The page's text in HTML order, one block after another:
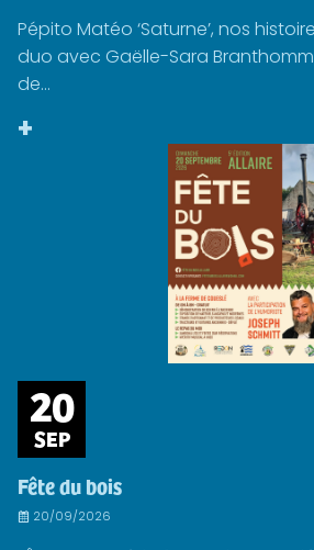
Pépito Matéo ‘Saturne’, nos
duo avec Gaëlle-Sara
de...
+
20
SEP
Fête du bois
20/09/2026